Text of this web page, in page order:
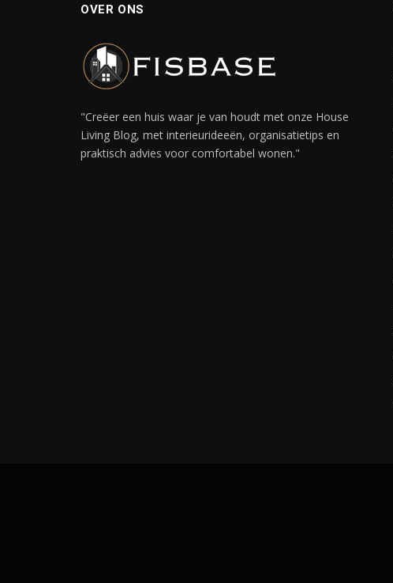
OVER ONS
"Creëer een huis waar je van houdt met onze House
Living Blog, met interieurideeën, organisatietips en
praktisch advies voor comfortabel wonen."